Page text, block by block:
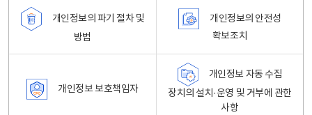
개인정보의 파기 절차 및
방법
개인정보의 안전성
확보조치
개인정보 보호책임자
개인정보 자동 수집
장치의 설치·운영 및 거부에 관한
사항